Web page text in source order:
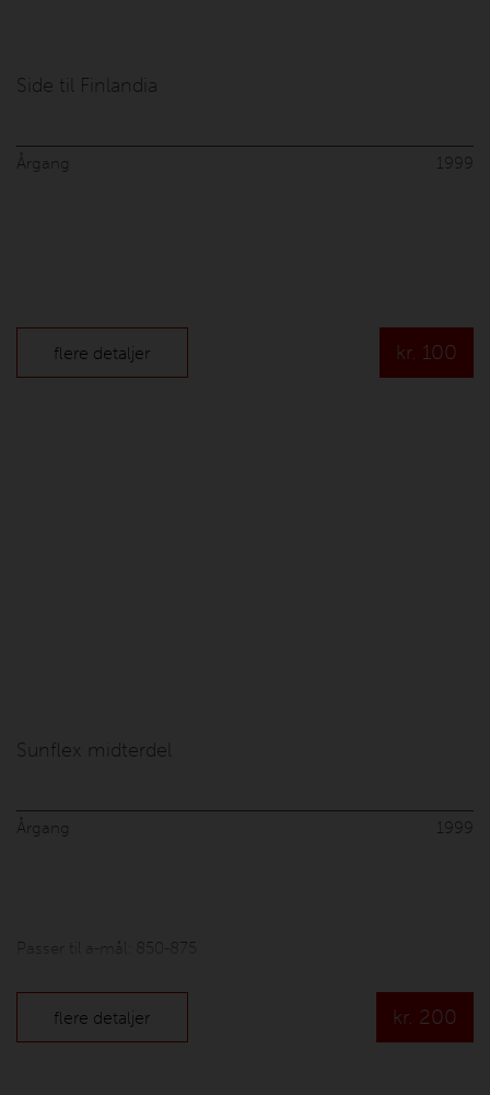
Side til Finlandia
Årgang 1999
flere detaljer kr. 100
Sunflex midterdel
Årgang 1999
Passer til a-mål: 850-875
flere detaljer kr. 200